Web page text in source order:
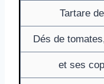
Tartare
Dés de
et ses